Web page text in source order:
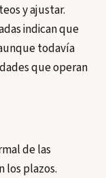
y ajustar.
indican que
todavía
que operan
de las
los plazos.